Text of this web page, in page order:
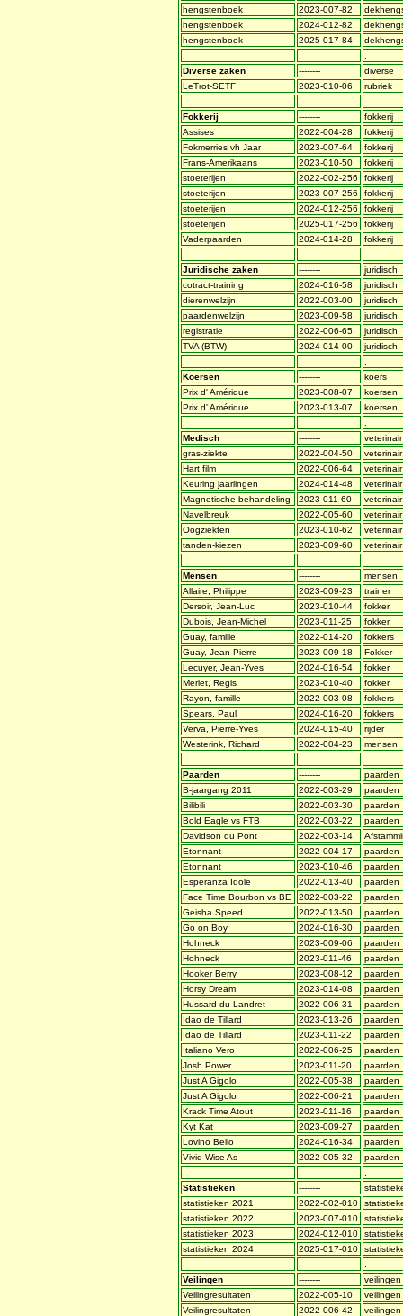
hengstenboek
2023-007-82
hengstenboek
2024-012-82
hengstenboek
2025-017-84
Diverse zaken
--------
diverse
LeTrot-SETF
2023-010-06
rubriek
Fokkerij
--------
fokkerij
Assises
2022-004-28
fokkerij
Fokmerries vh Jaar
2023-007-64
fokkerij
Frans-Amerikaans
2023-010-50
fokkerij
stoeterijen
2022-002-256
fokkerij
stoeterijen
2023-007-256
fokkerij
stoeterijen
2024-012-256
fokkerij
stoeterijen
2025-017-256
fokkerij
Vaderpaarden
2024-014-28
fokkerij
Juridische zaken
--------
juridisch
cotract-training
2024-016-58
juridisch
dierenwelzijn
2022-003-00
juridisch
paardenwelzijn
2023-009-58
juridisch
registratie
2022-006-65
juridisch
TVA (BTW)
2024-014-00
juridisch
Koersen
--------
koers
Prix d' Amérique
2023-008-07
koersen
Prix d' Amérique
2023-013-07
koersen
Medisch
--------
veterinair
gras-ziekte
2022-004-50
veterinair
Hart film
2022-006-64
veterinair
Keuring jaarlingen
2024-014-48
veterinair
Magnetische behandeling
2023-011-60
veterinair
Navelbreuk
2022-005-60
veterinair
Oogziekten
2023-010-62
veterinair
tanden-kiezen
2023-009-60
veterinair
Mensen
--------
mensen
Allaire, Philippe
2023-009-23
trainer
Dersoir, Jean-Luc
2023-010-44
fokker
Dubois, Jean-Michel
2023-011-25
fokker
Guay, famille
2022-014-20
fokkers
Guay, Jean-Pierre
2023-009-18
Fokker
Lecuyer, Jean-Yves
2024-016-54
fokker
Merlet, Regis
2023-010-40
fokker
Rayon, famille
2022-003-08
fokkers
Spears, Paul
2024-016-20
fokkers
Verva, Pierre-Yves
2024-015-40
rijder
Westerink, Richard
2022-004-23
mensen
Paarden
--------
paarden
B-jaargang 2011
2022-003-29
paarden
Bilibili
2022-003-30
paarden
Bold Eagle vs FTB
2022-003-22
paarden
Davidson du Pont
2022-003-14
Etonnant
2022-004-17
paarden
Etonnant
2023-010-46
paarden
Esperanza Idole
2022-013-40
paarden
Face Time Bourbon vs BE
2022-003-22
paarden
Geisha Speed
2022-013-50
paarden
Go on Boy
2024-016-30
paarden
Hohneck
2023-009-06
paarden
Hohneck
2023-011-46
paarden
Hooker Berry
2023-008-12
paarden
Horsy Dream
2023-014-08
paarden
Hussard du Landret
2022-006-31
paarden
Idao de Tillard
2023-013-26
paarden
Idao de Tillard
2023-011-22
paarden
Italiano Vero
2022-006-25
paarden
Josh Power
2023-011-20
paarden
Just A Gigolo
2022-005-38
paarden
Just A Gigolo
2022-006-21
paarden
Krack Time Atout
2023-011-16
paarden
Kyt Kat
2023-009-27
paarden
Lovino Bello
2024-016-34
paarden
Vivid Wise As
2022-005-32
paarden
Statistieken
--------
statistieken 2021
2022-002-010
statistieken 2022
2023-007-010
statistieken 2023
2024-012-010
statistieken 2024
2025-017-010
Veilingen
--------
veilingen
Veilingresultaten
2022-005-10
veilingen
Veilingresultaten
2022-006-42
veilingen